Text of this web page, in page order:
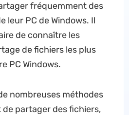
fréquemment des
leur PC de Windows. Il
de connaître les
de fichiers les plus
PC Windows.
nombreuses méthodes
partager des fichiers,